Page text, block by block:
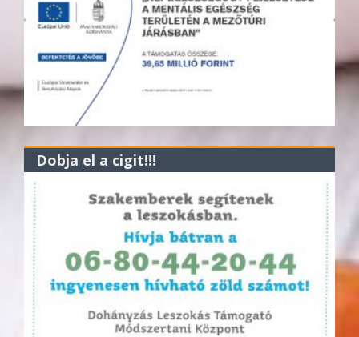
Dobja el a cigit!!!